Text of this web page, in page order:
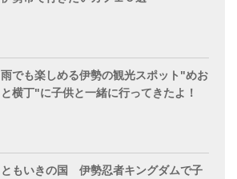
雨でも楽しめる伊勢の観光スポット"めお
と横丁"に子供と一緒に行ってきたよ！
ともいきの国 伊勢忍者キングダムで子